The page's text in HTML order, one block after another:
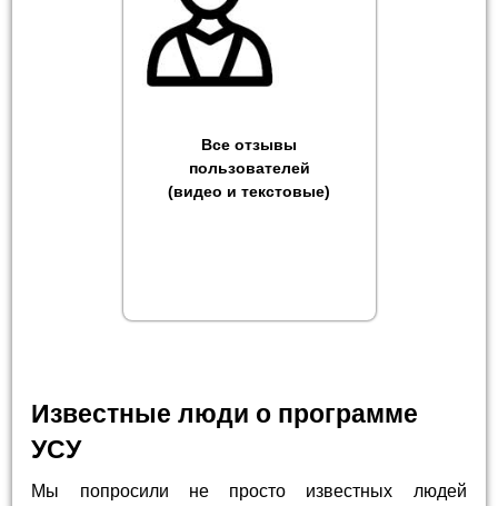
Все отзывы
пользователей
(видео и текстовые)
Известные люди о программе
УСУ
Мы попросили не просто известных людей